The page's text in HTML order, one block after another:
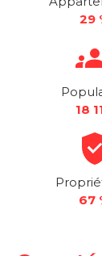
29
18
67